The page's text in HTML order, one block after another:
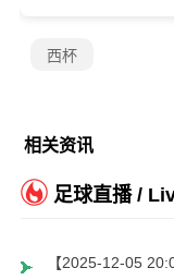
西杯
相关资讯
足球直播 /
【2025-12-05